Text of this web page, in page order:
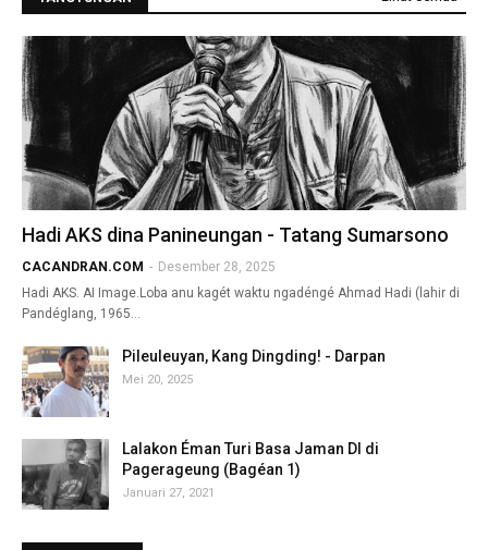
Hadi AKS dina Panineungan - Tatang Sumarsono
CACANDRAN.COM - Desember 28, 2025
Hadi AKS. AI Image.Loba anu kagét waktu ngadéngé Ahmad Hadi (lahir di
Pandéglang, 1965…
Pileuleuyan, Kang Dingding! - Darpan
Mei 20, 2025
Lalakon Éman Turi Basa Jaman DI di
Pagerageung (Bagéan 1)
Januari 27, 2021